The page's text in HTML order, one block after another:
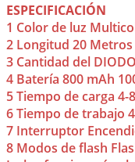
ESPECIFICACIÓN
1 Color de luz
2 Longitud 20 Metros
3 Cantidad del
4 Batería 800 mAh
5 Tiempo de carga 4-
6 Tiempo de trabajo
7 Interruptor
8 Modos de flash